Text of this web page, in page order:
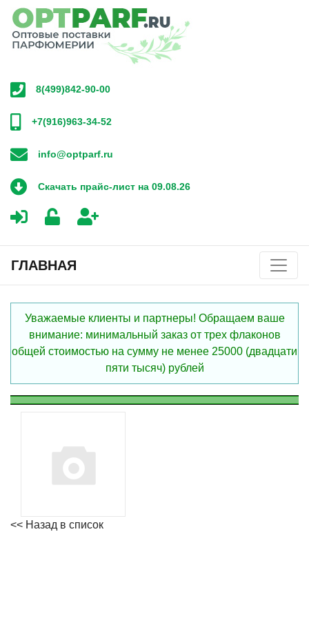
8(499)842-90-00
+7(916)963-34-52
info@optparf.ru
Скачать прайс-лист на 09.08.26
ГЛАВНАЯ
Уважаемые клиенты и партнеры! Обращаем ваше
внимание: минимальный заказ от трех флаконов
общей стоимостью на сумму не менее 25000 (двадцати
пяти тысяч) рублей
<< Назад в список